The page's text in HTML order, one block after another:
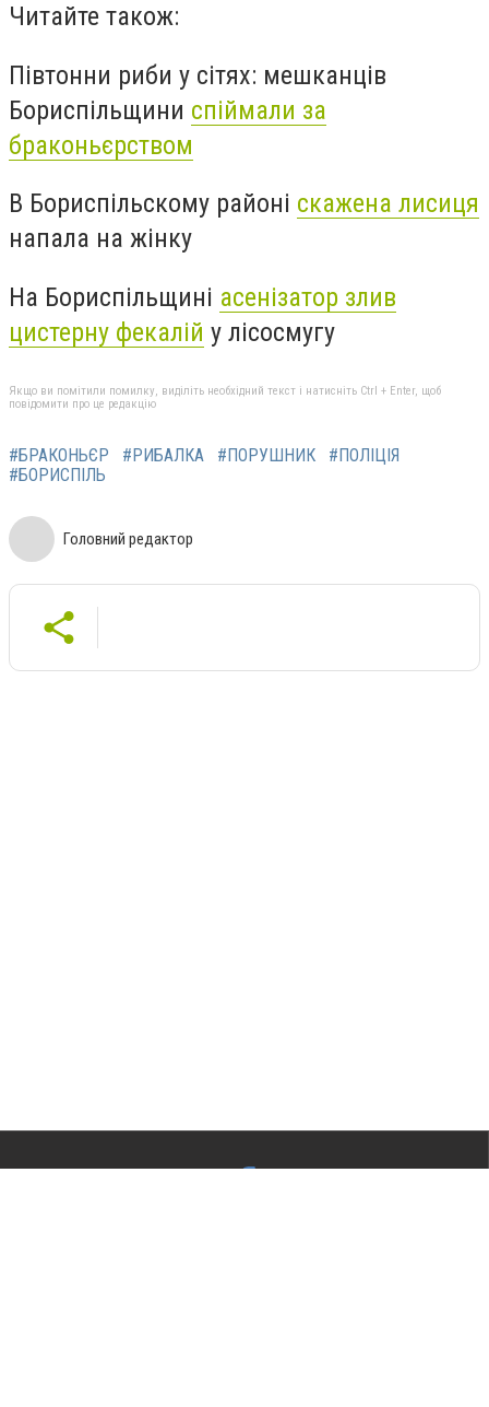
Читайте також:
Півтонни риби у сітях: мешканців
Бориспільщини спіймали за
браконьєрством
В Бориспільскому районі скажена лисиця
напала на жінку
На Бориспільщині асенізатор злив
цистерну фекалій у лісосмугу
Якщо ви помітили помилку, виділіть необхідний текст і натисніть Ctrl + Enter, щоб
повідомити про це редакцію
#БРАКОНЬЄР #РИБАЛКА #ПОРУШНИК
#ПОЛІЦІЯ
#БОРИСПІЛЬ
Головний редактор